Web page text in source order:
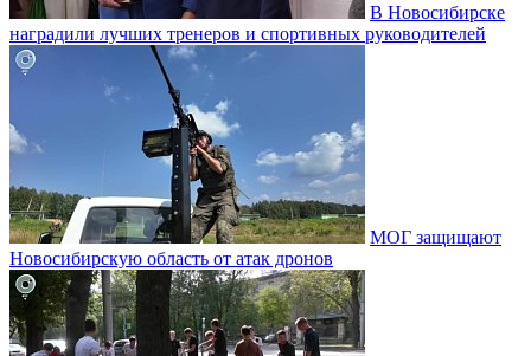
В Новосибирске
наградили лучших тренеров и спортивных руководителей
МОГ защищают
Новосибирскую область от атак дронов